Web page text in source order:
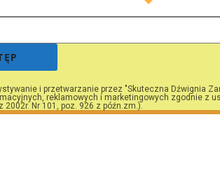
i przetwarzanie przez "Skuteczna Dźwignia
reklamowych i marketingowych zgodnie z
2002r. Nr 101, poz. 926 z późn.zm.).